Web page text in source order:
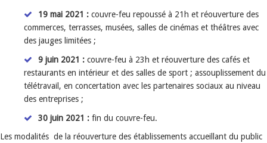
19 mai 2021 : couvre-feu repoussé à 21h et réouverture des
commerces, terrasses, musées, salles de cinémas et théâtres avec
des jauges limitées ;
9 juin 2021 : couvre-feu à 23h et réouverture des cafés et
restaurants en intérieur et des salles de sport ; assouplissement du
télétravail, en concertation avec les partenaires sociaux au niveau
des entreprises ;
30 juin 2021 : fin du couvre-feu.
Les modalités de la réouverture des établissements accueillant du public